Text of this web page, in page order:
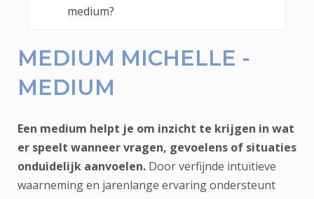
medium?
MEDIUM MICHELLE -
MEDIUM
Een medium helpt je om inzicht te krijgen in wat
er speelt wanneer vragen, gevoelens of situaties
onduidelijk aanvoelen. Door verfijnde intuïtieve
waarneming en jarenlange ervaring ondersteunt